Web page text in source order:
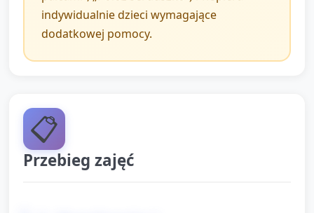
indywidualnie dzieci wymagające
dodatkowej pomocy.
📋
Przebieg zajęć